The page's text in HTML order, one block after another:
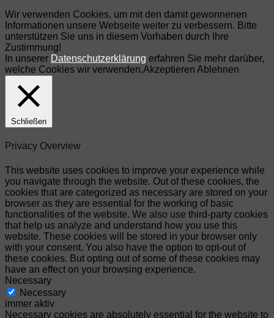
Wir verwenden Cookies, um mit den damit gewonnenen
Informationen unsere Webseite weiter zu verbessern. Bitte
unterstützen Sie uns in diesem Vorhaben durch Ihre
Zustimmung!
In unserer Datenschutzerklärung erfahren Sie mehr darüber,
welche Cookies wir verwenden.Akzeptieren Ablehnen
Schließen
Privacy Overview
This website uses cookies to improve your experience while
you navigate through the website. Out of these cookies, the
cookies that are categorized as necessary are stored on your
browser as they are essential for the working of basic
functionalities of the website. We also use third-party cookies
that help us analyze and understand how you use this
website. These cookies will be stored in your browser only
with your consent. You also have the option to opt-out of
these cookies. But opting out of some of these cookies may
have an effect on your browsing experience.
Necessary
Necessary
immer aktiv
Necessary cookies are absolutely essential for the website to